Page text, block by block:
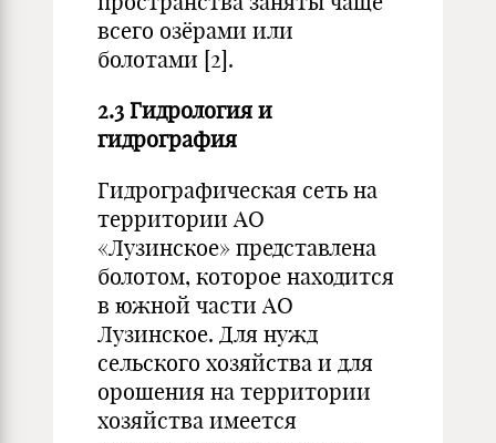
всего озёрами или
болотами [2].
2.3 Гидрология и
гидрография
Гидрографическая сеть на
территории АО
«Лузинское» представлена
болотом, которое находится
в южной части АО
Лузинское. Для нужд
сельского хозяйства и для
орошения на территории
хозяйства имеется